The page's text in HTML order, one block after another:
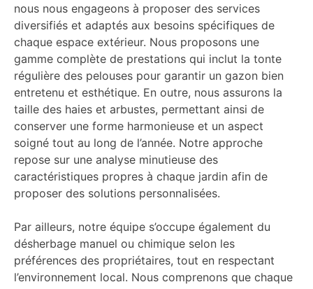
nous nous engageons à proposer des services
diversifiés et adaptés aux besoins spécifiques de
chaque espace extérieur. Nous proposons une
gamme complète de prestations qui inclut la tonte
régulière des pelouses pour garantir un gazon bien
entretenu et esthétique. En outre, nous assurons la
taille des haies et arbustes, permettant ainsi de
conserver une forme harmonieuse et un aspect
soigné tout au long de l’année. Notre approche
repose sur une analyse minutieuse des
caractéristiques propres à chaque jardin afin de
proposer des solutions personnalisées.
Par ailleurs, notre équipe s’occupe également du
désherbage manuel ou chimique selon les
préférences des propriétaires, tout en respectant
l’environnement local. Nous comprenons que chaque